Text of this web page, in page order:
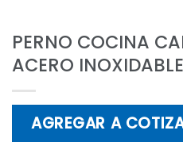
PERNO COCINA
ACERO
AGREGAR A